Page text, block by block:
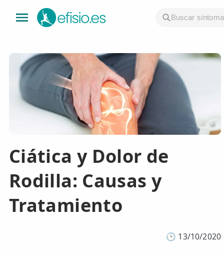
👤 Mi Cuenta
☕ Acerca
🤔 Preguntas Frecuentes
🇬🇧 English
GENERAL
👩‍⚕️ Fisioterapeutas
Ciática y Dolor de
Rodilla: Causas y
Tratamiento
🕒 13/10/2020